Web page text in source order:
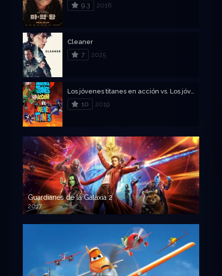
9.3
2018
Cleaner
7
2025
Los jóvenes titanes en acción vs. Los jóvenes titanes
10
2019
Guardianes de la Galaxia 2
2017
720p HD